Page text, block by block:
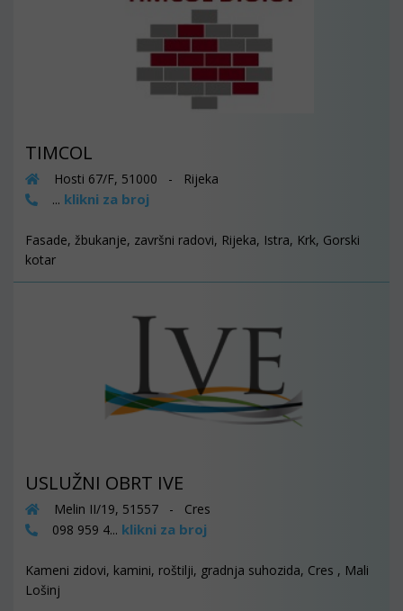
TIMCOL
Hosti 67/F, 51000 - Rijeka
... klikni za broj
Fasade, žbukanje, završni radovi, Rijeka, Istra, Krk, Gorski
kotar
USLUŽNI OBRT IVE
Melin II/19, 51557 - Cres
098 959 4... klikni za broj
Kameni zidovi, kamini, roštilji, gradnja suhozida, Cres , Mali
Lošinj